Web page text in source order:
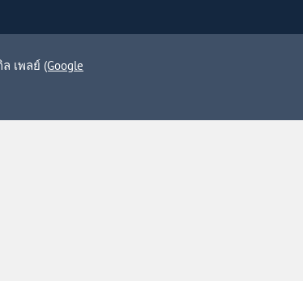
ล เพลย์ (Google